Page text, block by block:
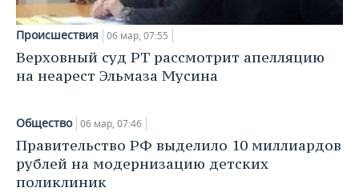
Происшествия 06 мар, 07:55
Верховный суд РТ рассмотрит апелляцию
на неарест Эльмаза Мусина
Общество 06 мар, 07:46
Правительство РФ выделило 10 миллиардов
рублей на модернизацию детских
поликлиник